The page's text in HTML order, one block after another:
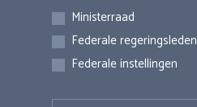
Inschrijvingen
Ministerraad
Federale regeringsleden
Federale instellingen